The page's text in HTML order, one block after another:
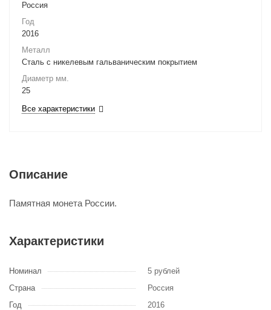
Россия
Год
2016
Металл
Сталь с никелевым гальваническим покрытием
Диаметр мм.
25
Все характеристики
Описание
Памятная монета России.
Характеристики
Номинал
5 рублей
Страна
Россия
Год
2016